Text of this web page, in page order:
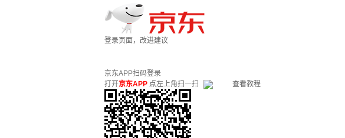
登录页面，改进建议
京东APP扫码登录
打开京东APP 点左上角扫一扫 查看教程